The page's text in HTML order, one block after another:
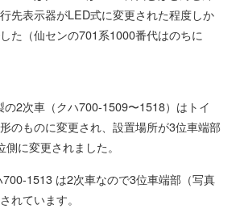
先表示器がLED式に変更された程度しか
た（仙センの701系1000番代はのちに
2次車（クハ700-1509〜1518）はトイ
のものに変更され、設置場所が3位車端部
に変更されました。
1513 は2次車なので3位車端部（写真
れています。